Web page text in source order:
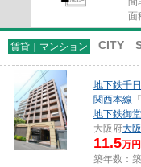
面
賃貸｜マンション CITY
地下鉄千
関西本線 「
地下鉄御
大阪府大
11.5万円
築年数：